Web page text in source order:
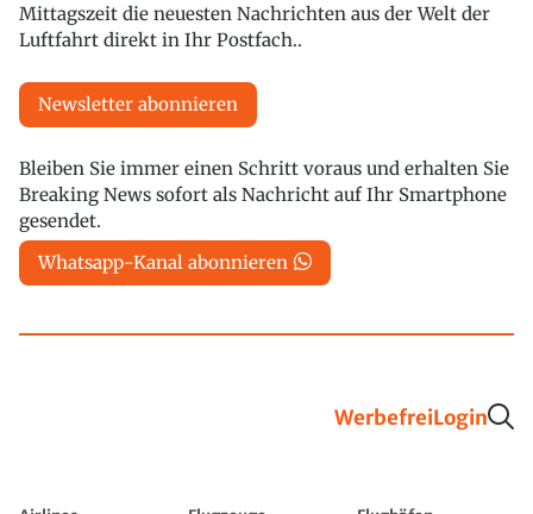
Mittagszeit die neuesten Nachrichten aus der Welt der
Luftfahrt direkt in Ihr Postfach..
Newsletter abonnieren
Bleiben Sie immer einen Schritt voraus und erhalten Sie
Breaking News sofort als Nachricht auf Ihr Smartphone
gesendet.
Whatsapp-Kanal abonnieren
WerbefreiLogin